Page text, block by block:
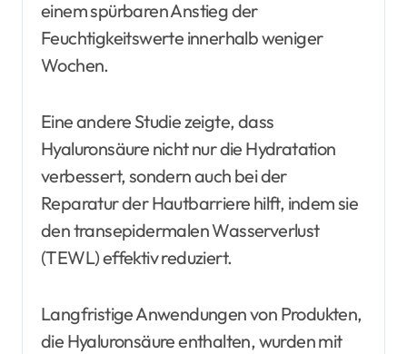
einem spürbaren Anstieg der
Feuchtigkeitswerte innerhalb weniger
Wochen.
Eine andere Studie zeigte, dass
Hyaluronsäure nicht nur die Hydratation
verbessert, sondern auch bei der
Reparatur der Hautbarriere hilft, indem sie
den transepidermalen Wasserverlust
(TEWL) effektiv reduziert.
Langfristige Anwendungen von Produkten,
die Hyaluronsäure enthalten, wurden mit